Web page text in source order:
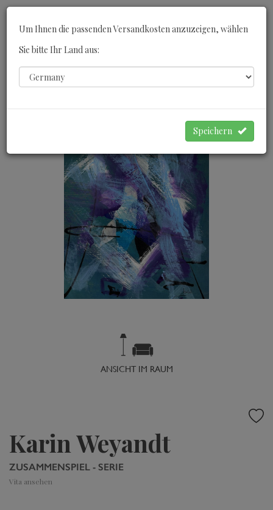
ANSICHT IM RAUM
Karin Weyandt
ZUSAMMENSPIEL - SERIE
Vita ansehen
Um Ihnen die passenden Versandkosten anzuzeigen, wählen
Sie bitte Ihr Land aus:
Speichern